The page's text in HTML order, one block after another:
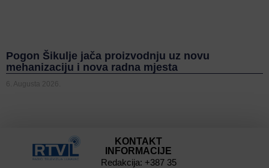
Pogon Šikulje jača proizvodnju uz novu
mehanizaciju i nova radna mjesta
6. Augusta 2026.
KONTAKT
INFORMACIJE
Redakcija: +387 35